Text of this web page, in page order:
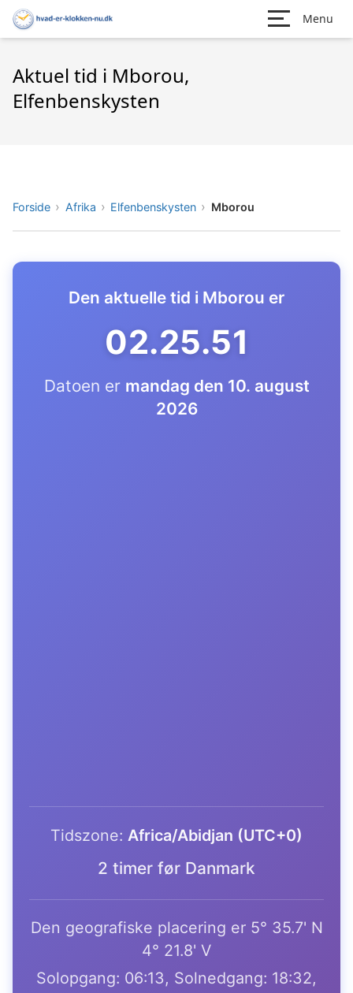
Menu
Aktuel tid i Mborou,
Elfenbenskysten
Forside Afrika Elfenbenskysten Mborou
Den aktuelle tid i Mborou er
02.25.52
Datoen er mandag den 10. august
2026
Tidszone: Africa/Abidjan (UTC+0)
2 timer før Danmark
Den geografiske placering er 5° 35.7' N
4° 21.8' V
Solopgang: 06:13, Solnedgang: 18:32,